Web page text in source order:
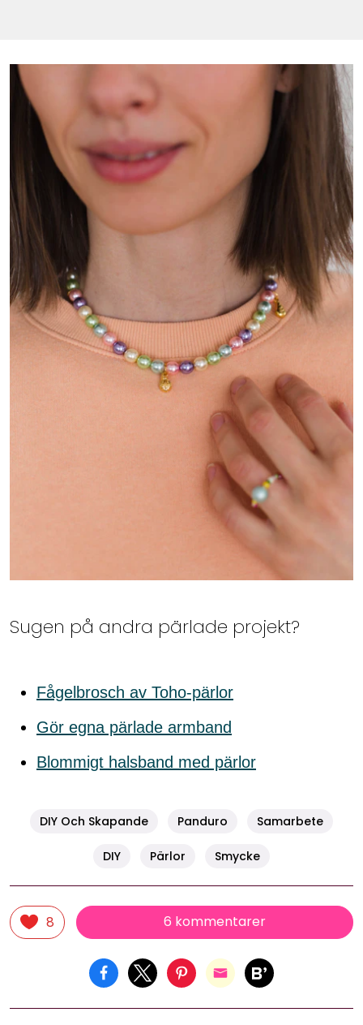
Sugen på andra pärlade projekt?
Fågelbrosch av Toho-pärlor
Gör egna pärlade armband
Blommigt halsband med pärlor
DIY Och Skapande Panduro Samarbete
DIY Pärlor Smycke
8 6 kommentarer